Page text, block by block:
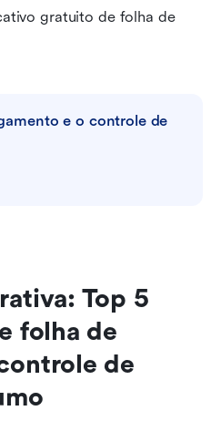
gratuito de folha de
e o controle de
Top 5
folha de
de